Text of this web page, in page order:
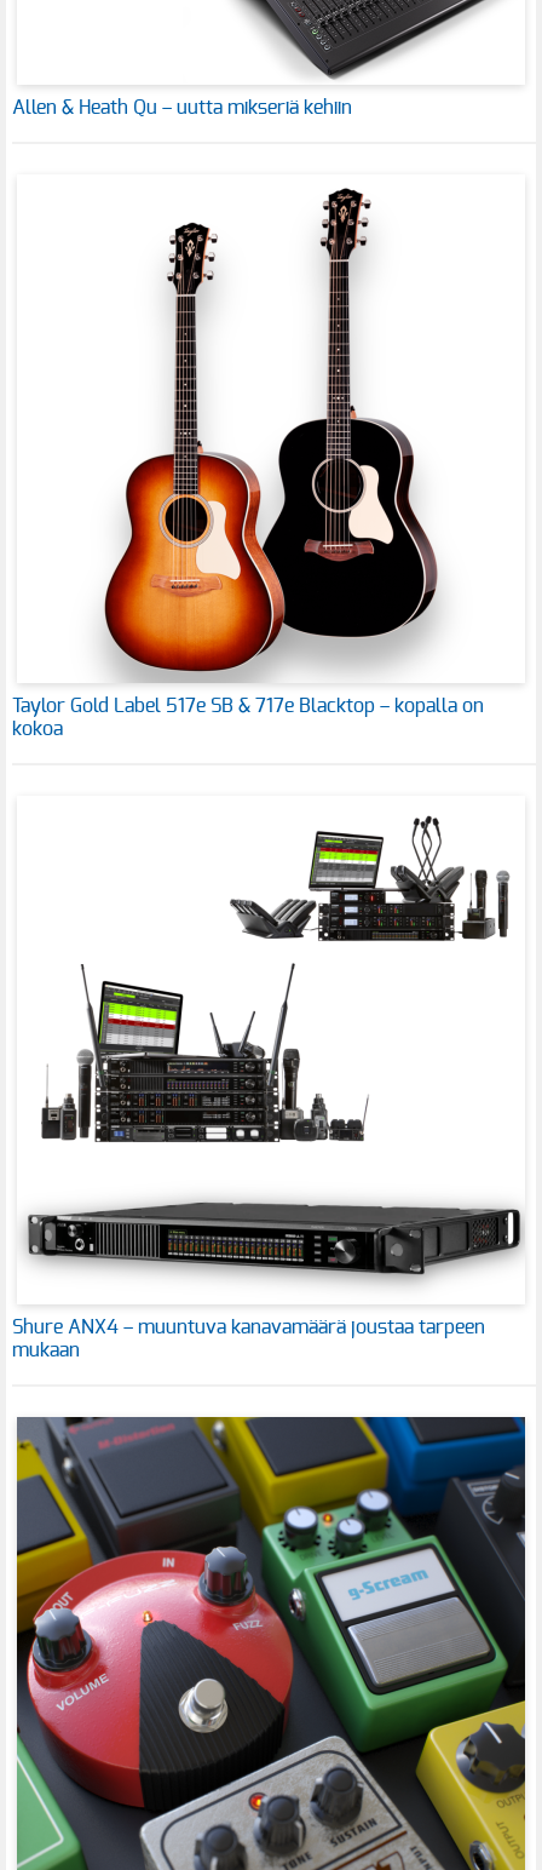
Allen & Heath Qu – uutta mikseriä kehiin
Taylor Gold Label 517e SB & 717e Blacktop – kopalla on
kokoa
Shure ANX4 – muuntuva kanavamäärä joustaa tarpeen
mukaan